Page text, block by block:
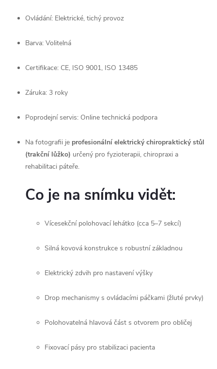
Ovládání: Elektrické, tichý provoz
Barva: Volitelná
Certifikace: CE, ISO 9001, ISO 13485
Záruka: 3 roky
Poprodejní servis: Online technická podpora
Na fotografii je profesionální elektrický chiropraktický stůl
(trakční lůžko) určený pro fyzioterapii, chiropraxi a
rehabilitaci páteře.
Co je na snímku vidět:
Vícesekční polohovací lehátko (cca 5–7 sekcí)
Silná kovová konstrukce s robustní základnou
Elektrický zdvih pro nastavení výšky
Drop mechanismy s ovládacími páčkami (žluté prvky)
Polohovatelná hlavová část s otvorem pro obličej
Fixovací pásy pro stabilizaci pacienta